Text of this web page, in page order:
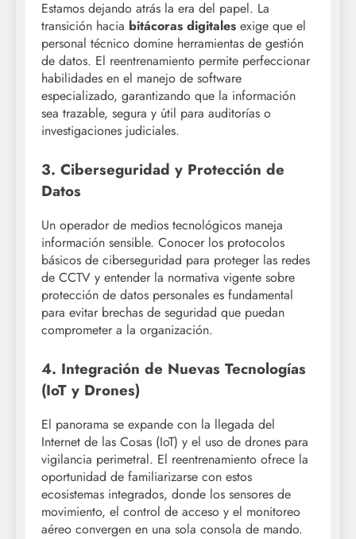
Estamos dejando atrás la era del papel. La
transición hacia bitácoras digitales exige que el
personal técnico domine herramientas de gestión
de datos. El reentrenamiento permite perfeccionar
habilidades en el manejo de software
especializado, garantizando que la información
sea trazable, segura y útil para auditorías o
investigaciones judiciales.
3. Ciberseguridad y Protección de
Datos
Un operador de medios tecnológicos maneja
información sensible. Conocer los protocolos
básicos de ciberseguridad para proteger las redes
de CCTV y entender la normativa vigente sobre
protección de datos personales es fundamental
para evitar brechas de seguridad que puedan
comprometer a la organización.
4. Integración de Nuevas Tecnologías
(IoT y Drones)
El panorama se expande con la llegada del
Internet de las Cosas (IoT) y el uso de drones para
vigilancia perimetral. El reentrenamiento ofrece la
oportunidad de familiarizarse con estos
ecosistemas integrados, donde los sensores de
movimiento, el control de acceso y el monitoreo
aéreo convergen en una sola consola de mando.